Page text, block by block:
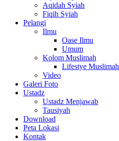
Aqidah Syiah
Fiqih Syiah
Pelangi
Ilmu
Oase Ilmu
Umum
Kolom Muslimah
Lifestye Muslimah
Video
Galeri Foto
Ustadz
Ustadz Menjawab
Tausiyah
Download
Peta Lokasi
Kontak